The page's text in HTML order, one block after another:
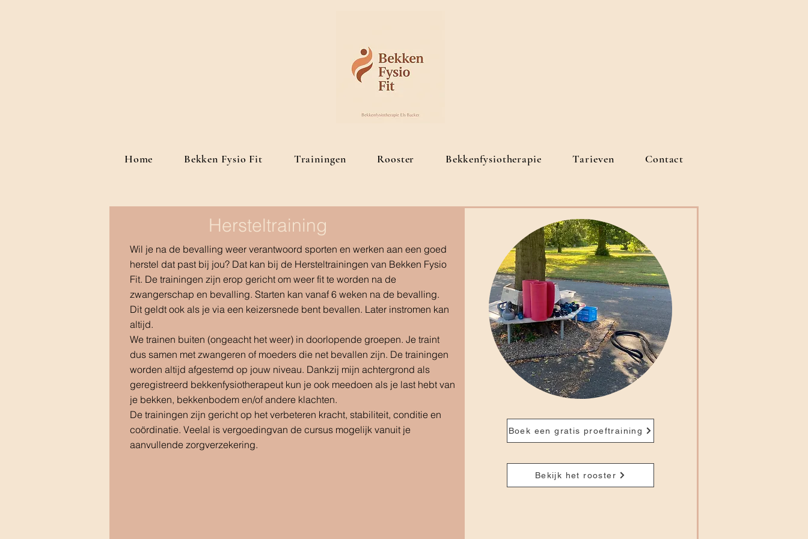
Home Bekken Fysio Fit Trainingen Rooster Bekkenfysiotherapie Tarieven Contact
Hersteltraining
​​Wil je na de bevalling weer verantwoord sporten en werken aan een goed
herstel dat past bij jou? Dat kan bij de Hersteltrainingen van Bekken Fysio
Fit. De trainingen zijn erop gericht om weer fit te worden na de
zwangerschap en bevalling. Starten kan vanaf 6 weken na de bevalling.
Dit geldt ook als je via een keizersnede bent bevallen. Later instromen kan
altijd.
We trainen buiten (ongeacht het weer) in doorlopende groepen. Je traint
dus samen met zwangeren of moeders die net bevallen zijn. De trainingen
worden altijd afgestemd op jouw niveau. Dankzij mijn achtergrond als
geregistreerd bekkenfysiotherapeut kun je ook meedoen als je last hebt van
je bekken, bekkenbodem en/of andere klachten.
De trainingen zijn gericht op het verbeteren kracht, stabiliteit, conditie en
coördinatie. Veelal is vergoeding​van de cursus mogelijk vanuit je
aanvullende zorgverzekering.
Boek een gratis proeftraining
Bekijk het rooster